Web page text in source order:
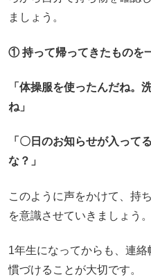
ましょう。
① 持って帰ってきたものを
「体操服を使ったんだね。
ね」
「〇日のお知らせが入って
な？」
このように声をかけて、持
を意識させていきましょう。
1年生になってからも、連
慣づけることが大切です。